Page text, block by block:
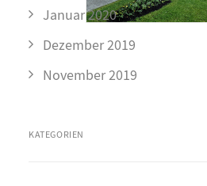
Januar 2020
Dezember 2019
November 2019
KATEGORIEN